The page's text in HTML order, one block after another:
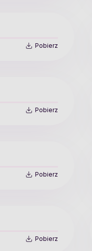
Pobierz
Pobierz
Pobierz
Pobierz